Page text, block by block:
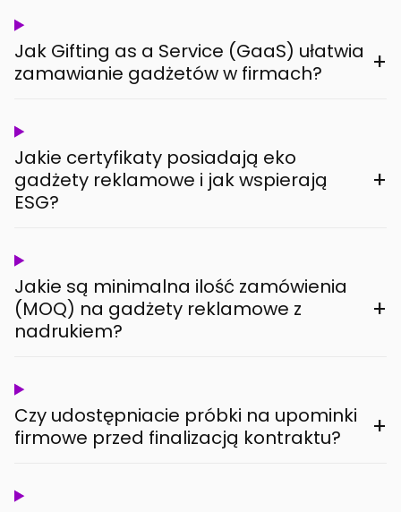
Jak Gifting as a Service (GaaS) ułatwia
zamawianie gadżetów w firmach?
+
Jakie certyfikaty posiadają eko
gadżety reklamowe i jak wspierają
ESG?
+
Jakie są minimalna ilość zamówienia
(MOQ) na gadżety reklamowe z
nadrukiem?
+
Czy udostępniacie próbki na upominki
firmowe przed finalizacją kontraktu?
+